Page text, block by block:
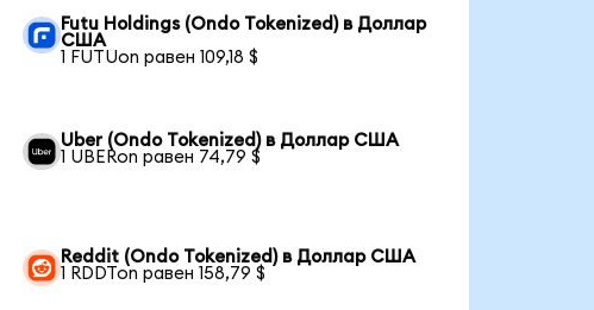
Futu Holdings (Ondo Tokenized) в Доллар
США
1 FUTUon равен 109,18 $
Uber (Ondo Tokenized) в Доллар США
1 UBERon равен 74,79 $
Reddit (Ondo Tokenized) в Доллар США
1 RDDTon равен 158,79 $